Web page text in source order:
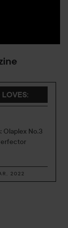
LOVES:
Olaplex No.3
2022